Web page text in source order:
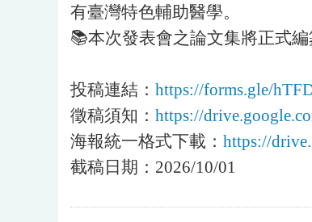
有臺灣特色輔助醫學。
📚本次發表會之論文集將正式
投稿連結： https://forms.gle/
徵稿須知： https://
海報統一格式下載： https://
截稿日期：2026/10/01